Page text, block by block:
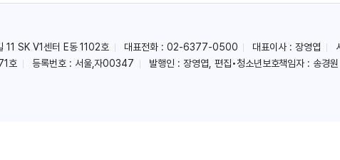
11 SK V1센터 E동 1102호 대표전화 : 02-6377-0500 대표이사 : 장영엽
호
등록번호 : 서울,자00347 발행인 : 장영엽, 편집•청소년보호책임자 : 송경원